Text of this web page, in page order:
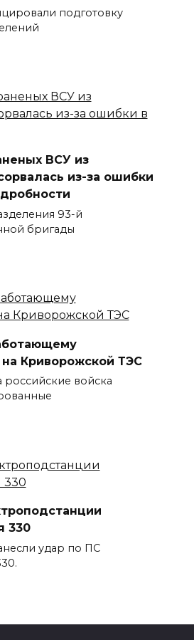
подготовку
ВСУ из
из-за ошибки
93-й
бригады
Криворожской ТЭС
российские войска
330
удар по ПС